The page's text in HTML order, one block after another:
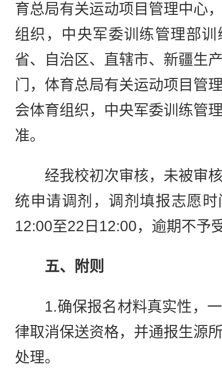
育总局有关运动项目管理中心
组织，中央军委训练管理部
省、自治区、直辖市、新疆生
门，体育总局有关运动项目管
会体育组织，中央军委训练管
准。
经我校初次审核，未被审核
统申请调剂，调剂填报志愿
12:00至22日12:00，逾期不予
五、附则
1.确保报名材料真实性，一
律取消保送资格，并通报生源
处理。